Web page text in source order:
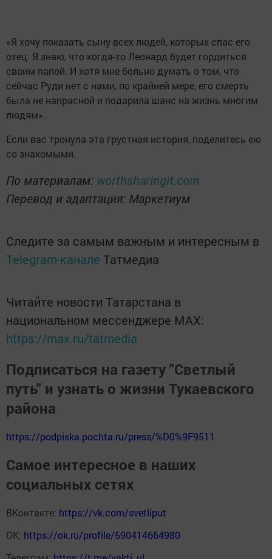
«Я хочу показать сыну всех людей, которых спас его
отец. Я знаю, что когда-то Леонард будет гордиться
своим папой. И хотя мне больно думать о том, что
сейчас Руди нет с нами, по крайней мере, его смерть
была не напрасной и подарила шанс на жизнь многим
людям».
Если вас тронула эта грустная история, поделитесь ею
со знакомыми.
По материалам: worthsharingit.com
Перевод и адаптация: Маркетиум
Следите за самым важным и интересным в
Telegram-канале Татмедиа
Читайте новости Татарстана в
национальном мессенджере MАХ:
https://max.ru/tatmedia
Подписаться на газету "Светлый
путь" и узнать о жизни Тукаевского
района
https://podpiska.pochta.ru/press/%D0%9F9511
Самое интересное в наших
социальных сетях
ВКонтакте: https://vk.com/svetliput
ОК: https://ok.ru/profile/590414664980